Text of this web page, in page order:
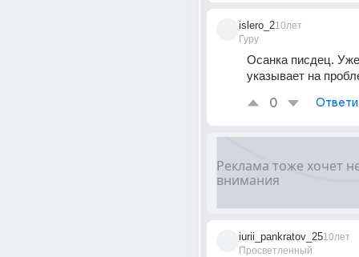
islero_2
Гуру
10лет
Осанка писдец.
указывает на
0
iurii_pankratov_25
Просветленный
10лет